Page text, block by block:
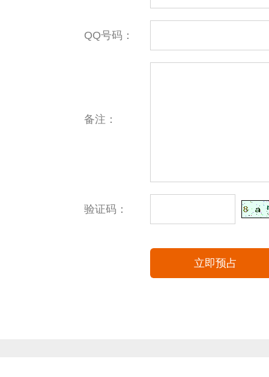
QQ号码：
备注：
验证码：